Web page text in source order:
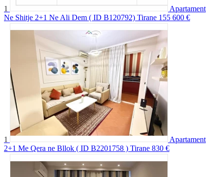
1
Apartament
Ne Shitje 2+1 Ne Ali Dem ( ID B120792) Tirane 155 600 €
1
Apartament
2+1 Me Qera ne Bllok ( ID B2201758 ) Tirane 830 €